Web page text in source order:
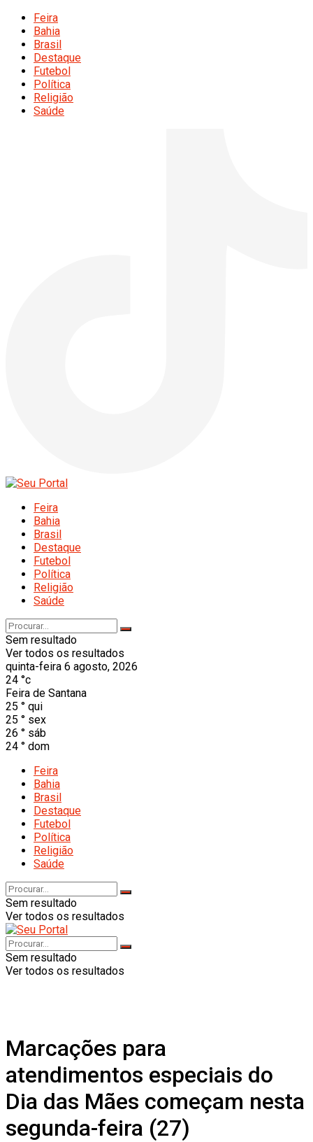
Feira
Bahia
Brasil
Destaque
Futebol
Política
Religião
Saúde
Feira
Bahia
Brasil
Destaque
Futebol
Política
Religião
Saúde
Sem resultado
Ver todos os resultados
quinta-feira 6 agosto, 2026
24 °c
Feira de Santana
25 ° qui
25 ° sex
26 ° sáb
24 ° dom
Feira
Bahia
Brasil
Destaque
Futebol
Política
Religião
Saúde
Sem resultado
Ver todos os resultados
Sem resultado
Ver todos os resultados
Marcações para
atendimentos especiais do
Dia das Mães começam nesta
segunda-feira (27)